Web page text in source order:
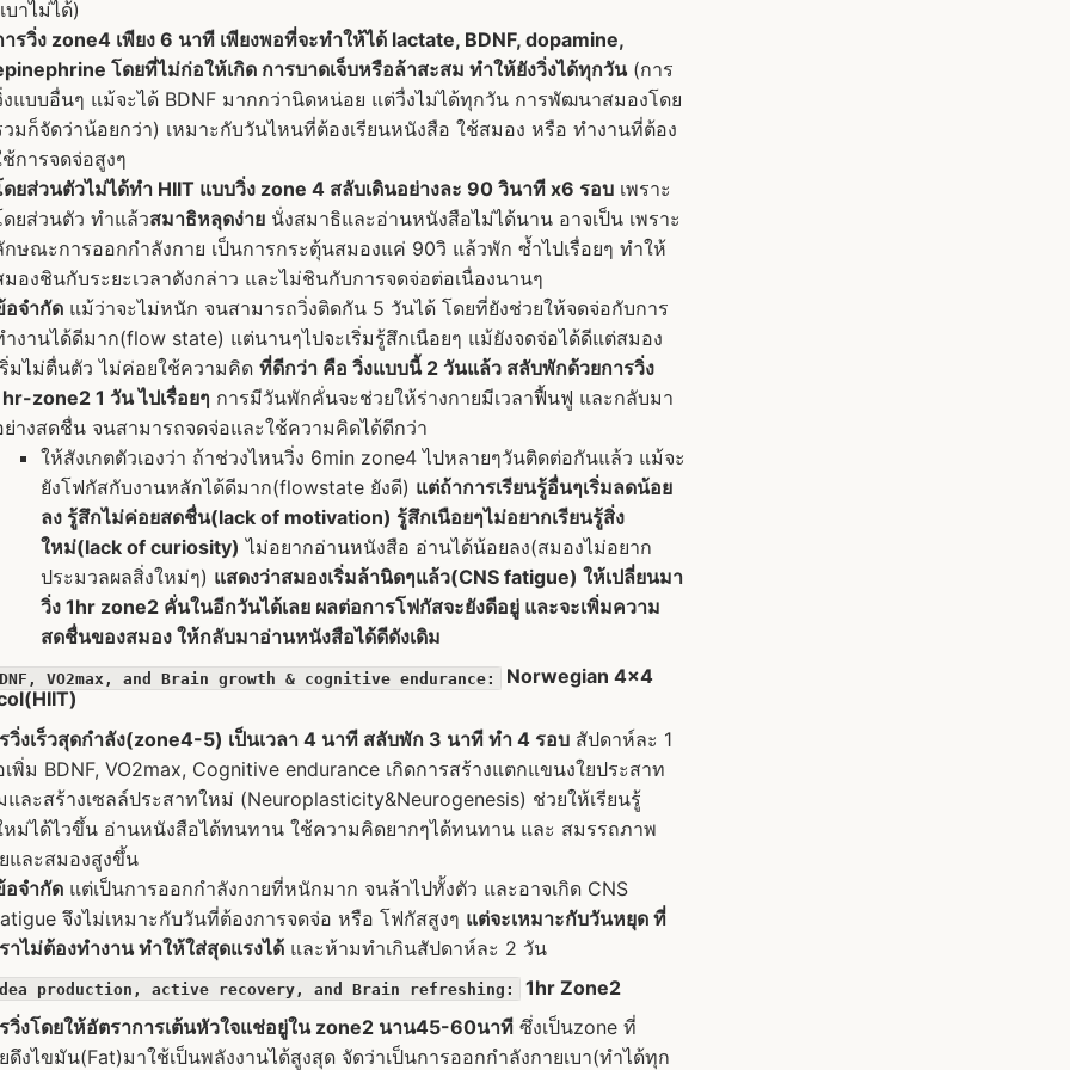
บาไม่ได้)
ารวิ่ง zone4 เพียง 6 นาที เพียงพอที่จะทำให้ได้ lactate, BDNF, dopamine,
โดยที่ไม่ก่อให้เกิด การบาดเจ็บหรือล้าสะสม ทำให้ยังวิ่งได้ทุกวัน(การ
งแบบอื่นๆ แม้จะได้ BDNF มากกว่านิดหน่อย แต่วื่งไม่ได้ทุกวัน การพัฒนาสมองโดย
วมก็จัดว่าน้อยกว่า) เหมาะกับวันไหนที่ต้องเรียนหนังสือ ใช้สมอง หรือ ทำงานที่ต้อง
ช้การจดจ่อสูงๆ
ดยส่วนตัวไม่ได้ทำ HIIT แบบวิ่ง zone 4 สลับเดินอย่างละ 90 วินาที x6 รอบ เพราะ
ดยส่วนตัว ทำแล้วสมาธิหลุดง่าย นั่งสมาธิและอ่านหนังสือไม่ได้นาน อาจเป็น เพราะ
กษณะการออกกำลังกาย เป็นการกระตุ้นสมองแค่ 90วิ แล้วพัก ซ้ำไปเรื่อยๆ ทำให้
มองชินกับระยะเวลาดังกล่าว และไม่ชินกับการจดจ่อต่อเนื่องนานๆ
อจำกัด แม้ว่าจะไม่หนัก จนสามารถวิ่งติดกัน 5 วันได้ โดยที่ยังช่วยให้จดจ่อกับการ
ำงานได้ดีมาก(flow state) แต่นานๆไปจะเริ่มรู้สึกเนือยๆ แม้ยังจดจ่อได้ดีแต่สมอง
ริ่มไม่ตื่นตัว ไม่ค่อยใช้ความคิด ที่ดีกว่า คือ วิ่งแบบนี้ 2 วันแล้ว สลับพักด้วยการวิ่ง
zone2 1 วัน ไปเรื่อยๆ การมีวันพักคั่นจะช่วยให้ร่างกายมีเวลาฟื้นฟู และกลับมา
ย่างสดชื่น จนสามารถจดจ่อและใช้ความคิดได้ดีกว่า
ให้สังเกตตัวเองว่า ถ้าช่วงไหนวิ่ง 6min zone4 ไปหลายๆวันติดต่อกันแล้ว แม้จะ
ยังโฟกัสกับงานหลักได้ดีมาก(flowstate ยังดี) แต่ถ้าการเรียนรู้อื่นๆเริ่มลดน้อย
ลง รู้สึกไม่ค่อยสดชื่น(lack of motivation) รู้สึกเนือยๆไม่อยากเรียนรู้สิ่ง
ใหม่(lack of curiosity) ไม่อยากอ่านหนังสือ อ่านได้น้อยลง(สมองไม่อยาก
ประมวลผลสิ่งใหม่ๆ) แสดงว่าสมองเริ่มล้านิดๆแล้ว(CNS fatigue) ให้เปลี่ยนมา
วิ่ง 1hr zone2 คั่นในอีกวันได้เลย ผลต่อการโฟกัสจะยังดีอยู่ และจะเพิ่มความ
สดชื่นของสมอง ให้กลับมาอ่านหนังสือได้ดีดังเดิม
VO2max, and Brain growth & cognitive endurance:
Norwegian 4x4
วิ่งเร็วสุดกำลัง(zone4-5) เป็นเวลา 4 นาที สลับพัก 3 นาที ทำ 4 รอบ สัปดาห์ละ 1
เพิ่ม BDNF, VO2max, Cognitive endurance เกิดการสร้างแตกแขนงใยประสาท
และสร้างเซลล์ประสาทใหม่ (Neuroplasticity&Neurogenesis) ช่วยให้เรียนรู้
ม่ได้ไวขึ้น อ่านหนังสือได้ทนทาน ใช้ความคิดยากๆได้ทนทาน และ สมรรถภาพ
และสมองสูงขึ้น
อจำกัด แต่เป็นการออกกำลังกายที่หนักมาก จนล้าไปทั้งตัว และอาจเกิด CNS
จึงไม่เหมาะกับวันที่ต้องการจดจ่อ หรือ โฟกัสสูงๆ แต่จะเหมาะกับวันหยุด ที่
ราไม่ต้องทำงาน ทำให้ใส่สุดแรงได้ และห้ามทำเกินสัปดาห์ละ 2 วัน
production, active recovery, and Brain refreshing:
1hr Zone2
วิ่งโดยให้อัตราการเต้นหัวใจแช่อยู่ใน zone2 นาน45-60นาที ซึ่งเป็นzone ที่
ดึงไขมัน(Fat)มาใช้เป็นพลังงานได้สูงสุด จัดว่าเป็นการออกกำลังกายเบา(ทำได้ทุก